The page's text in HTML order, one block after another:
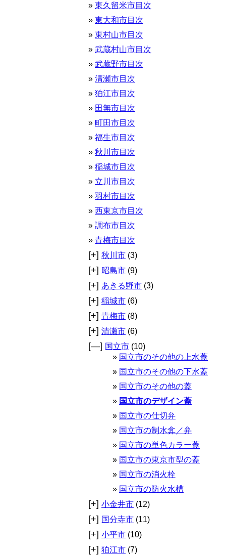
東久留米市目次
東大和市目次
東村山市目次
武蔵村山市目次
武蔵野市目次
清瀬市目次
狛江市目次
田無市目次
町田市目次
福生市目次
秋川市目次
稲城市目次
立川市目次
羽村市目次
西東京市目次
調布市目次
青梅市目次
[+] 秋川市 (3)
[+] 昭島市 (9)
[+] あきる野市 (3)
[+] 稲城市 (6)
[+] 青梅市 (8)
[+] 清瀬市 (6)
[—] 国立市 (10)
国立市のその他の上水蓋
国立市のその他の下水蓋
国立市のその他の蓋
国立市のデザイン蓋
国立市の仕切弁
国立市の制水弇／弁
国立市の単色カラー蓋
国立市の東京市型の蓋
国立市の消火栓
国立市の防火水槽
[+] 小金井市 (12)
[+] 国分寺市 (11)
[+] 小平市 (10)
[+] 狛江市 (7)